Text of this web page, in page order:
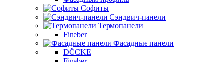
Софиты
Сэндвич-панели
Термопанели
Fineber
Фасадные панели
DÖCKE